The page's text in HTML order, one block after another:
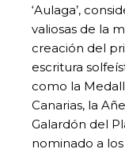
‘Aulaga’,
valiosas de la
creación del
escritura
como la
Canarias, la
Galardón del
nominado a